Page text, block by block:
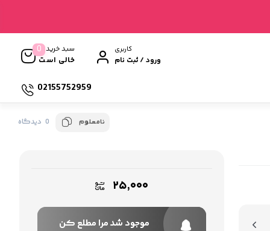
کاربری
ورود / ثبت نام
سبد خرید
خالی است
0
02155752959
نامعلوم 0 دیدگاه
۲۵,۰۰۰
موجود شد مرا مطلع کن